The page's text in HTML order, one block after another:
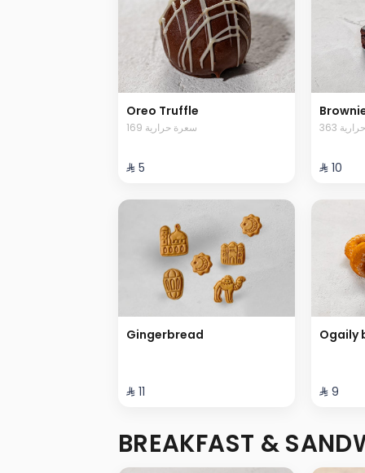
Oreo Truffle
169 سعرة حرارية
⁨⁦‪‬ 5⁩
حرارية
⁨⁦‪‬ 10⁩
Gingerbread
⁨⁦‪‬ 11⁩
Ogaily
⁨⁦‪‬ 9⁩
BREAKFAST &